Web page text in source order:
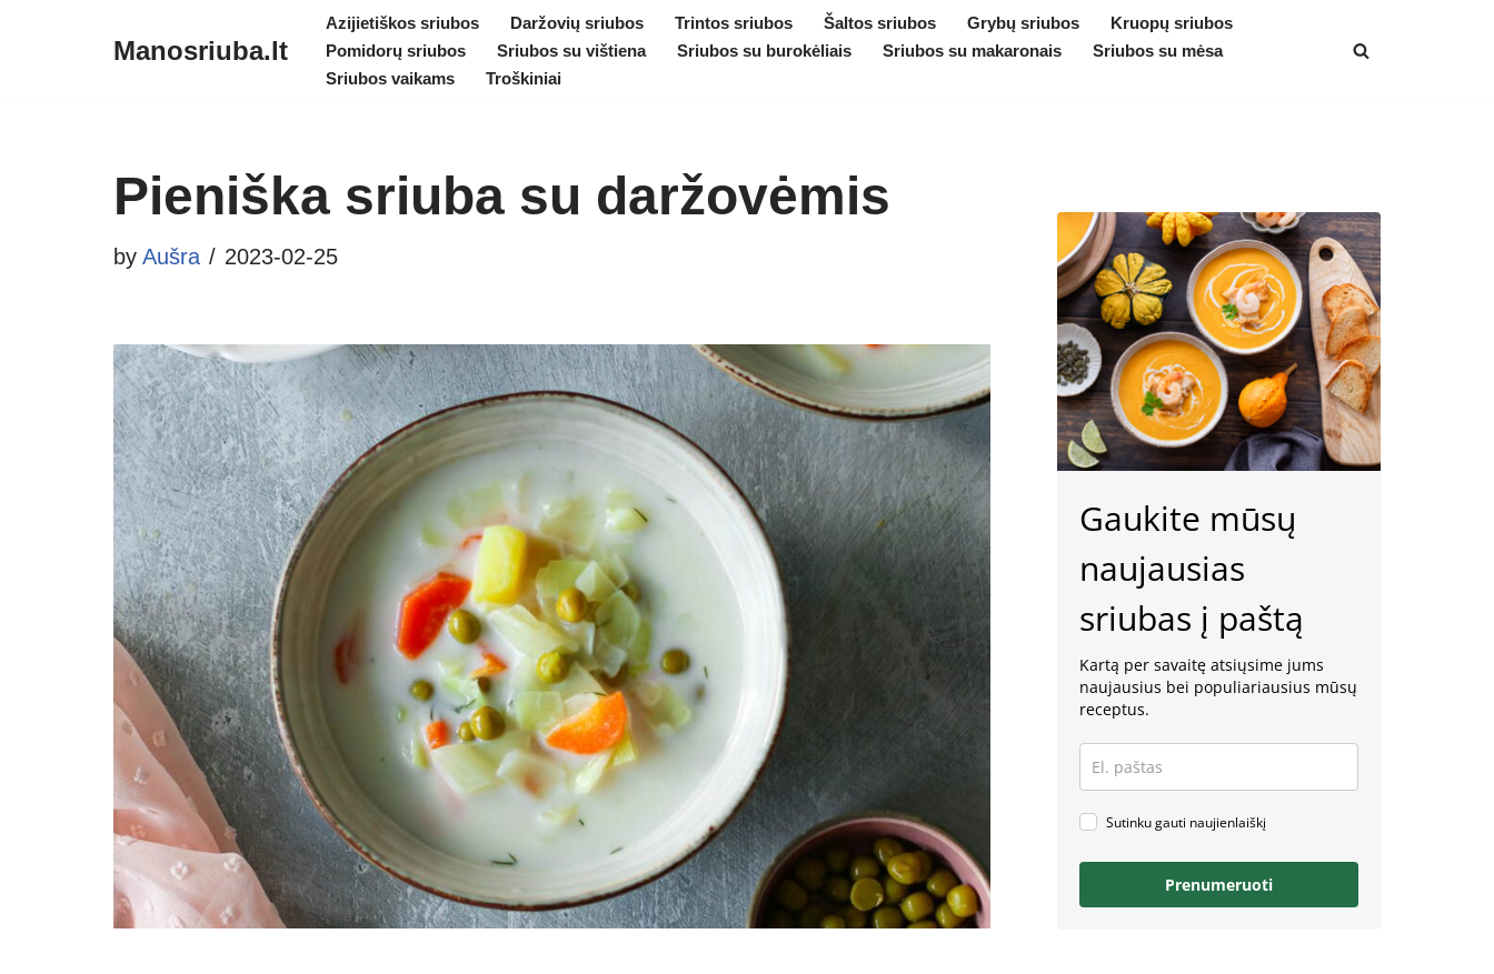
Manosriuba.lt
Azijietiškos sriubos Daržovių sriubos Trintos sriubos Šaltos sriubos Grybų sriubos
Kruopų sriubos
Pomidorų sriubos
Sriubos su vištiena Sriubos su burokėliais Sriubos su makaronais
Sriubos su mėsa
Sriubos vaikams
Troškiniai
Pieniška sriuba su daržovėmis
by Aušra 2023-02-25
Gaukite mūsų
naujausias
sriubas į paštą
Kartą per savaitę atsiųsime jums
naujausius bei populiariausius mūsų
receptus.
Sutinku gauti naujienlaiškį
Prenumeruoti